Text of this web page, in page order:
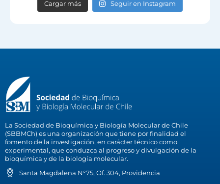
Cargar más Seguir en Instagram
La Sociedad de Bioquímica y Biología Molecular de Chile
(SBBMCh) es una organización que tiene por finalidad el
fomento de la investigación, en carácter técnico como
experimental, que conduzca al progreso y divulgación de la
bioquímica y de la biología molecular.
Santa Magdalena N°75, Of. 304, Providencia